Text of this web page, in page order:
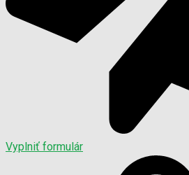
Vyplniť formulár